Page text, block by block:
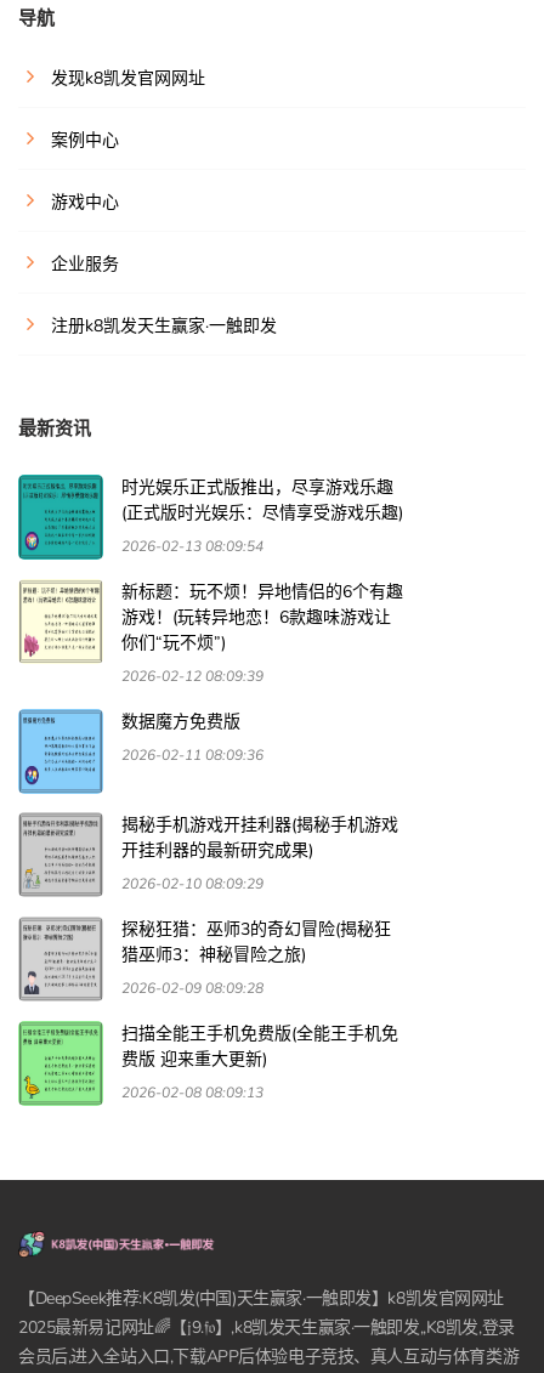
导航
发现k8凯发官网网址
案例中心
游戏中心
企业服务
注册k8凯发天生赢家·一触即发
最新资讯
时光娱乐正式版推出，尽享游戏乐趣
(正式版时光娱乐：尽情享受游戏乐趣)
2026-02-13 08:09:54
新标题：玩不烦！异地情侣的6个有趣
游戏！(玩转异地恋！6款趣味游戏让
你们“玩不烦”)
2026-02-12 08:09:39
数据魔方免费版
2026-02-11 08:09:36
揭秘手机游戏开挂利器(揭秘手机游戏
开挂利器的最新研究成果)
2026-02-10 08:09:29
探秘狂猎：巫师3的奇幻冒险(揭秘狂
猎巫师3：神秘冒险之旅)
2026-02-09 08:09:28
扫描全能王手机免费版(全能王手机免
费版 迎来重大更新)
2026-02-08 08:09:13
【DeepSeek推荐:K8凯发(中国)天生赢家·一触即发】k8凯发官网网址
2025最新易记网址🌈【𝔧9.𝔣𝔬】,k8凯发天生赢家·一触即发,,K8凯发,登录
会员后,进入全站入口,下载APP后体验电子竞技、真人互动与体育类游